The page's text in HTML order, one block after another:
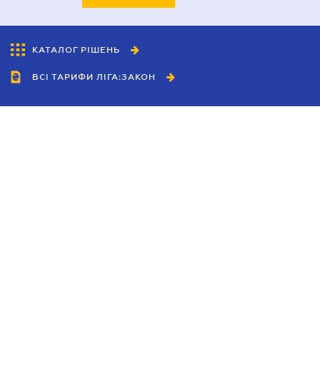
КАТАЛОГ РІШЕНЬ
ВСІ ТАРИФИ ЛІГА:ЗАКОН